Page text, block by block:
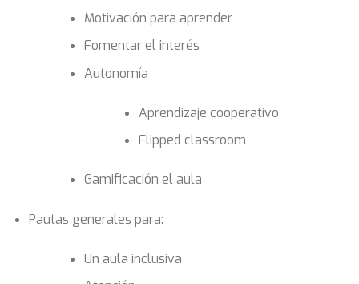
Motivación para aprender
Fomentar el interés
Autonomía
Aprendizaje cooperativo
Flipped classroom
Gamificación el aula
Pautas generales para:
Un aula inclusiva